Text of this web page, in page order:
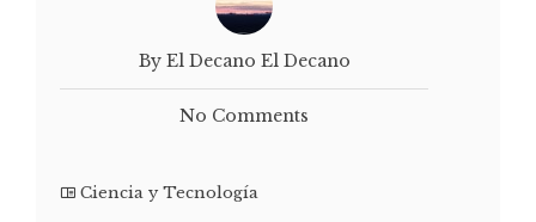
By El Decano El Decano
No Comments
Ciencia y Tecnología